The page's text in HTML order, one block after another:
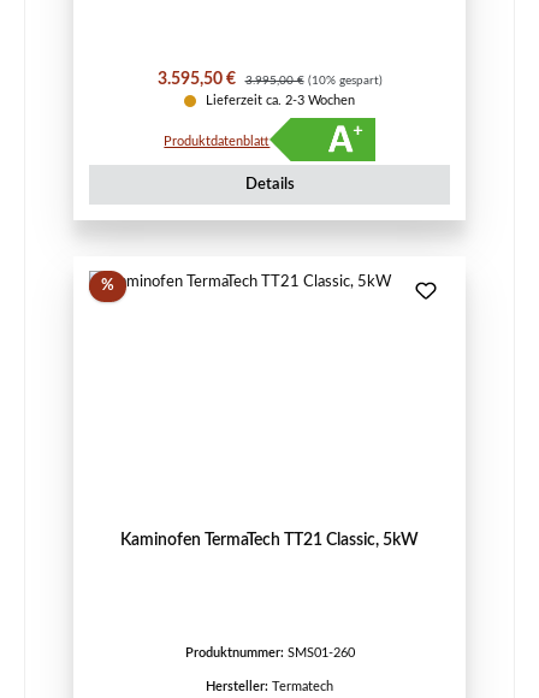
Verkaufspreis:
3.595,50 € Regulärer Preis:
3.995,00 € (10% gespart)
Lieferzeit ca. 2-3 Wochen
Produktdatenblatt
Details
%Rabatt
Kaminofen TermaTech TT21 Classic, 5kW
Produktnummer: SMS01-260
Hersteller: Termatech